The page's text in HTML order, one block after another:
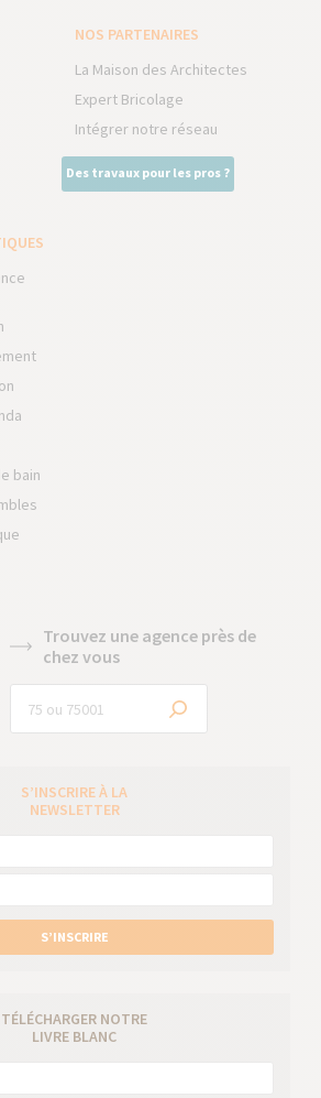
NOS PARTENAIRES
La Maison des Architectes
Expert Bricolage
Intégrer notre réseau
Des travaux pour les pros ?
bain
Trouvez une agence près de
chez vous
S’INSCRIRE À LA
NEWSLETTER
S’INSCRIRE
TÉLÉCHARGER NOTRE
LIVRE BLANC